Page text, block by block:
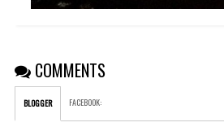
COMMENTS
BLOGGER FACEBOOK: